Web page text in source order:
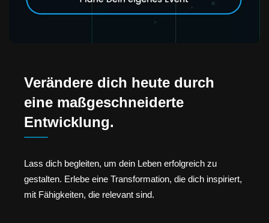
Verändere dich heute durch
eine maßgeschneiderte
Entwicklung.
Lass dich begleiten, um dein Leben erfolgreich zu
gestalten. Erlebe eine Transformation, die dich inspiriert,
mit Fähigkeiten, die relevant sind.